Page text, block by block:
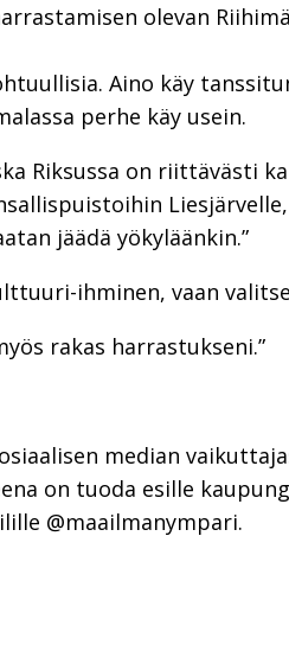
olevan
Aino käy
perhe käy usein.
Riksussa on riittävästi
jäädä yökyläänkin.”
ihminen, vaan
rakas harrastukseni.”
median
on tuoda esille
@maailmanympari.